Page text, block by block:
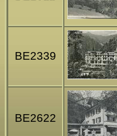
BE2339
BE2622